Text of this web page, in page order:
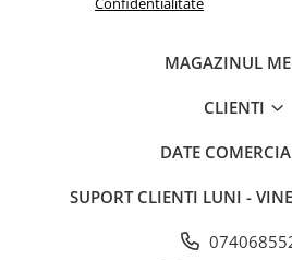
MAGAZINUL
CLIENTI
DATE
SUPORT CLIENTI LUNI -